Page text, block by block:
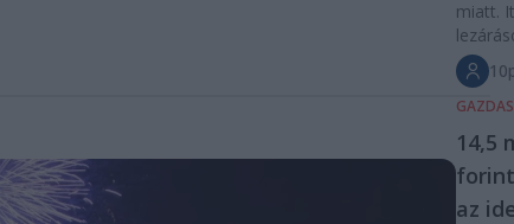
miatt.
14,5
az